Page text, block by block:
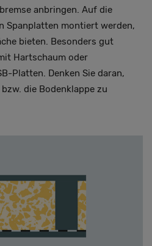
anbringen. Auf die
Spanplatten montiert werden,
bieten. Besonders gut
Hartschaum oder
Platten. Denken Sie daran,
die Bodenklappe zu